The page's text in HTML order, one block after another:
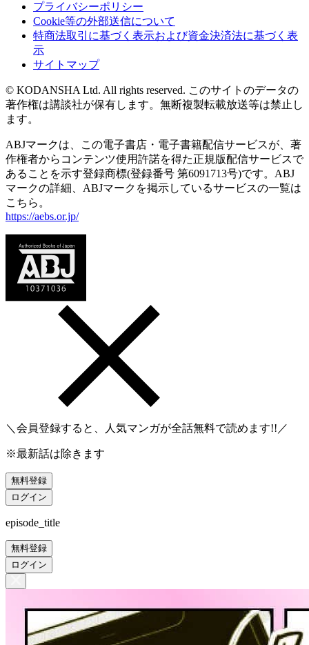
プライバシーポリシー
Cookie等の外部送信について
特商法取引に基づく表示および資金決済法に基づく表
示
サイトマップ
© KODANSHA Ltd. All rights reserved. このサイトのデータの
著作権は講談社が保有します。無断複製転載放送等は禁止し
ます。
ABJマークは、この電子書店・電子書籍配信サービスが、著
作権者からコンテンツ使用許諾を得た正規版配信サービスで
あることを示す登録商標(登録番号 第6091713号)です。ABJ
マークの詳細、ABJマークを掲示しているサービスの一覧は
こちら。
https://aebs.or.jp/
＼会員登録すると、人気マンガが全話無料で読めます!!／
※最新話は除きます
無料登録
ログイン
episode_title
無料登録
ログイン